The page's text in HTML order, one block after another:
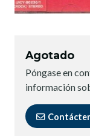
Agotado
Póngase en
información